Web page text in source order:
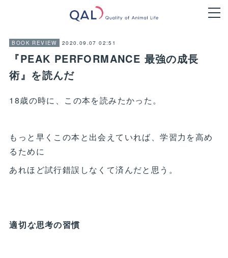
BOOK REVIEW 2020.09.07 02:51
『PEAK PERFORMANCE 最強の成長
術』を読んだ
18歳の時に、この本を読みたかった。
もっと早くこの本と出会えていれば、学習力を高め
るために
あれほど試行錯誤しなくて済んだと思う。
適切な思考の習慣